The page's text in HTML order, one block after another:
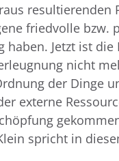
friedvolle bzw.
Jetzt ist
nicht
der Dinge
externe
spricht in